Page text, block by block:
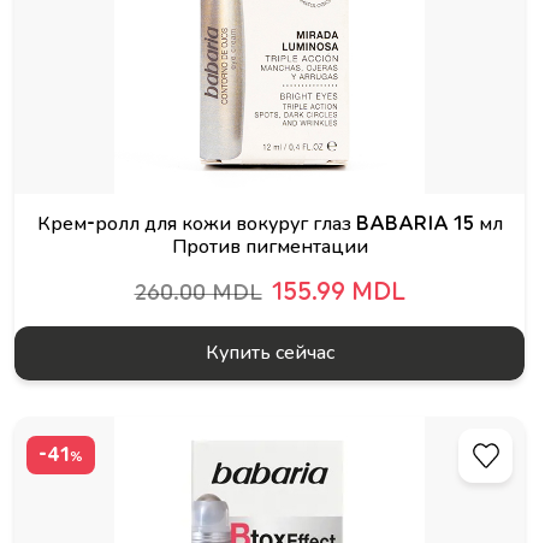
Крем-ролл для кожи вокуруг глаз BABARIA 15 мл
Против пигментации
260.00 MDL 155.99 MDL
Купить сейчас
-41 %